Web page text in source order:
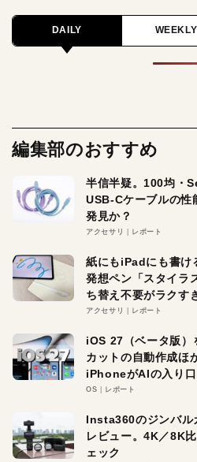
DAILY WEEKLY
編集部のおすすめ
半信半疑。100均・
USB-Cケーブルの性
発見か？
アクセサリ レポート
紙にもiPadにも書け
発想ペン「スタイラ
ち替え不要がラクす
アクセサリ レポート
iOS 27（ベータ版
カットの自動作成ほ
iPhoneがAIの入り口
OS レポート
Insta360のジンバ
レビュー。4K／8K
ェック